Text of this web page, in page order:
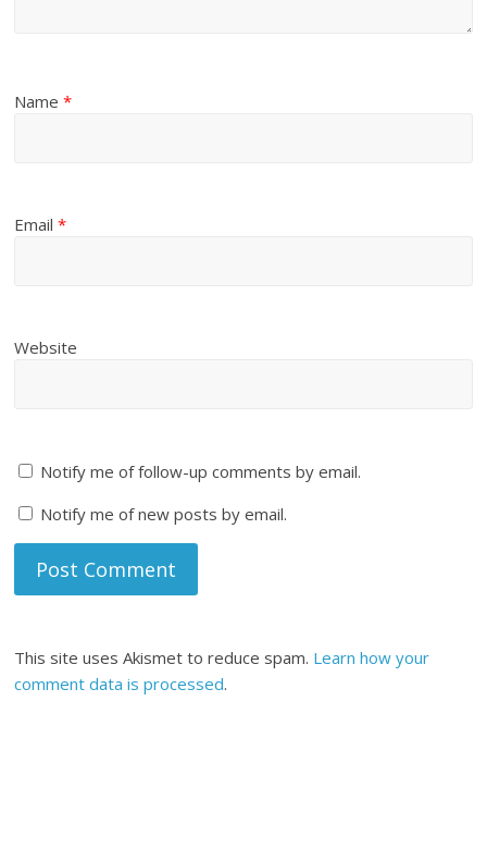
Name*
Email*
Website
Notify me of follow-up comments by email.
Notify me of new posts by email.
This site uses Akismet to reduce spam. Learn how your
comment data is processed.